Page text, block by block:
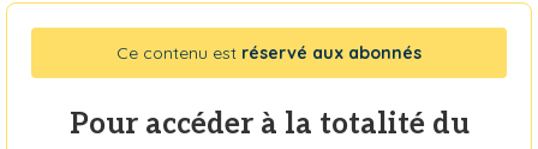
Ce contenu est réservé aux abonnés
Pour accéder à la totalité du